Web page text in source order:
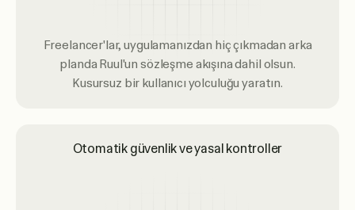
Freelancer'lar, uygulamanızdan hiç çıkmadan arka
planda Ruul'un sözleşme akışına dahil olsun.
Kusursuz bir kullanıcı yolculuğu yaratın.
Otomatik güvenlik ve yasal kontroller